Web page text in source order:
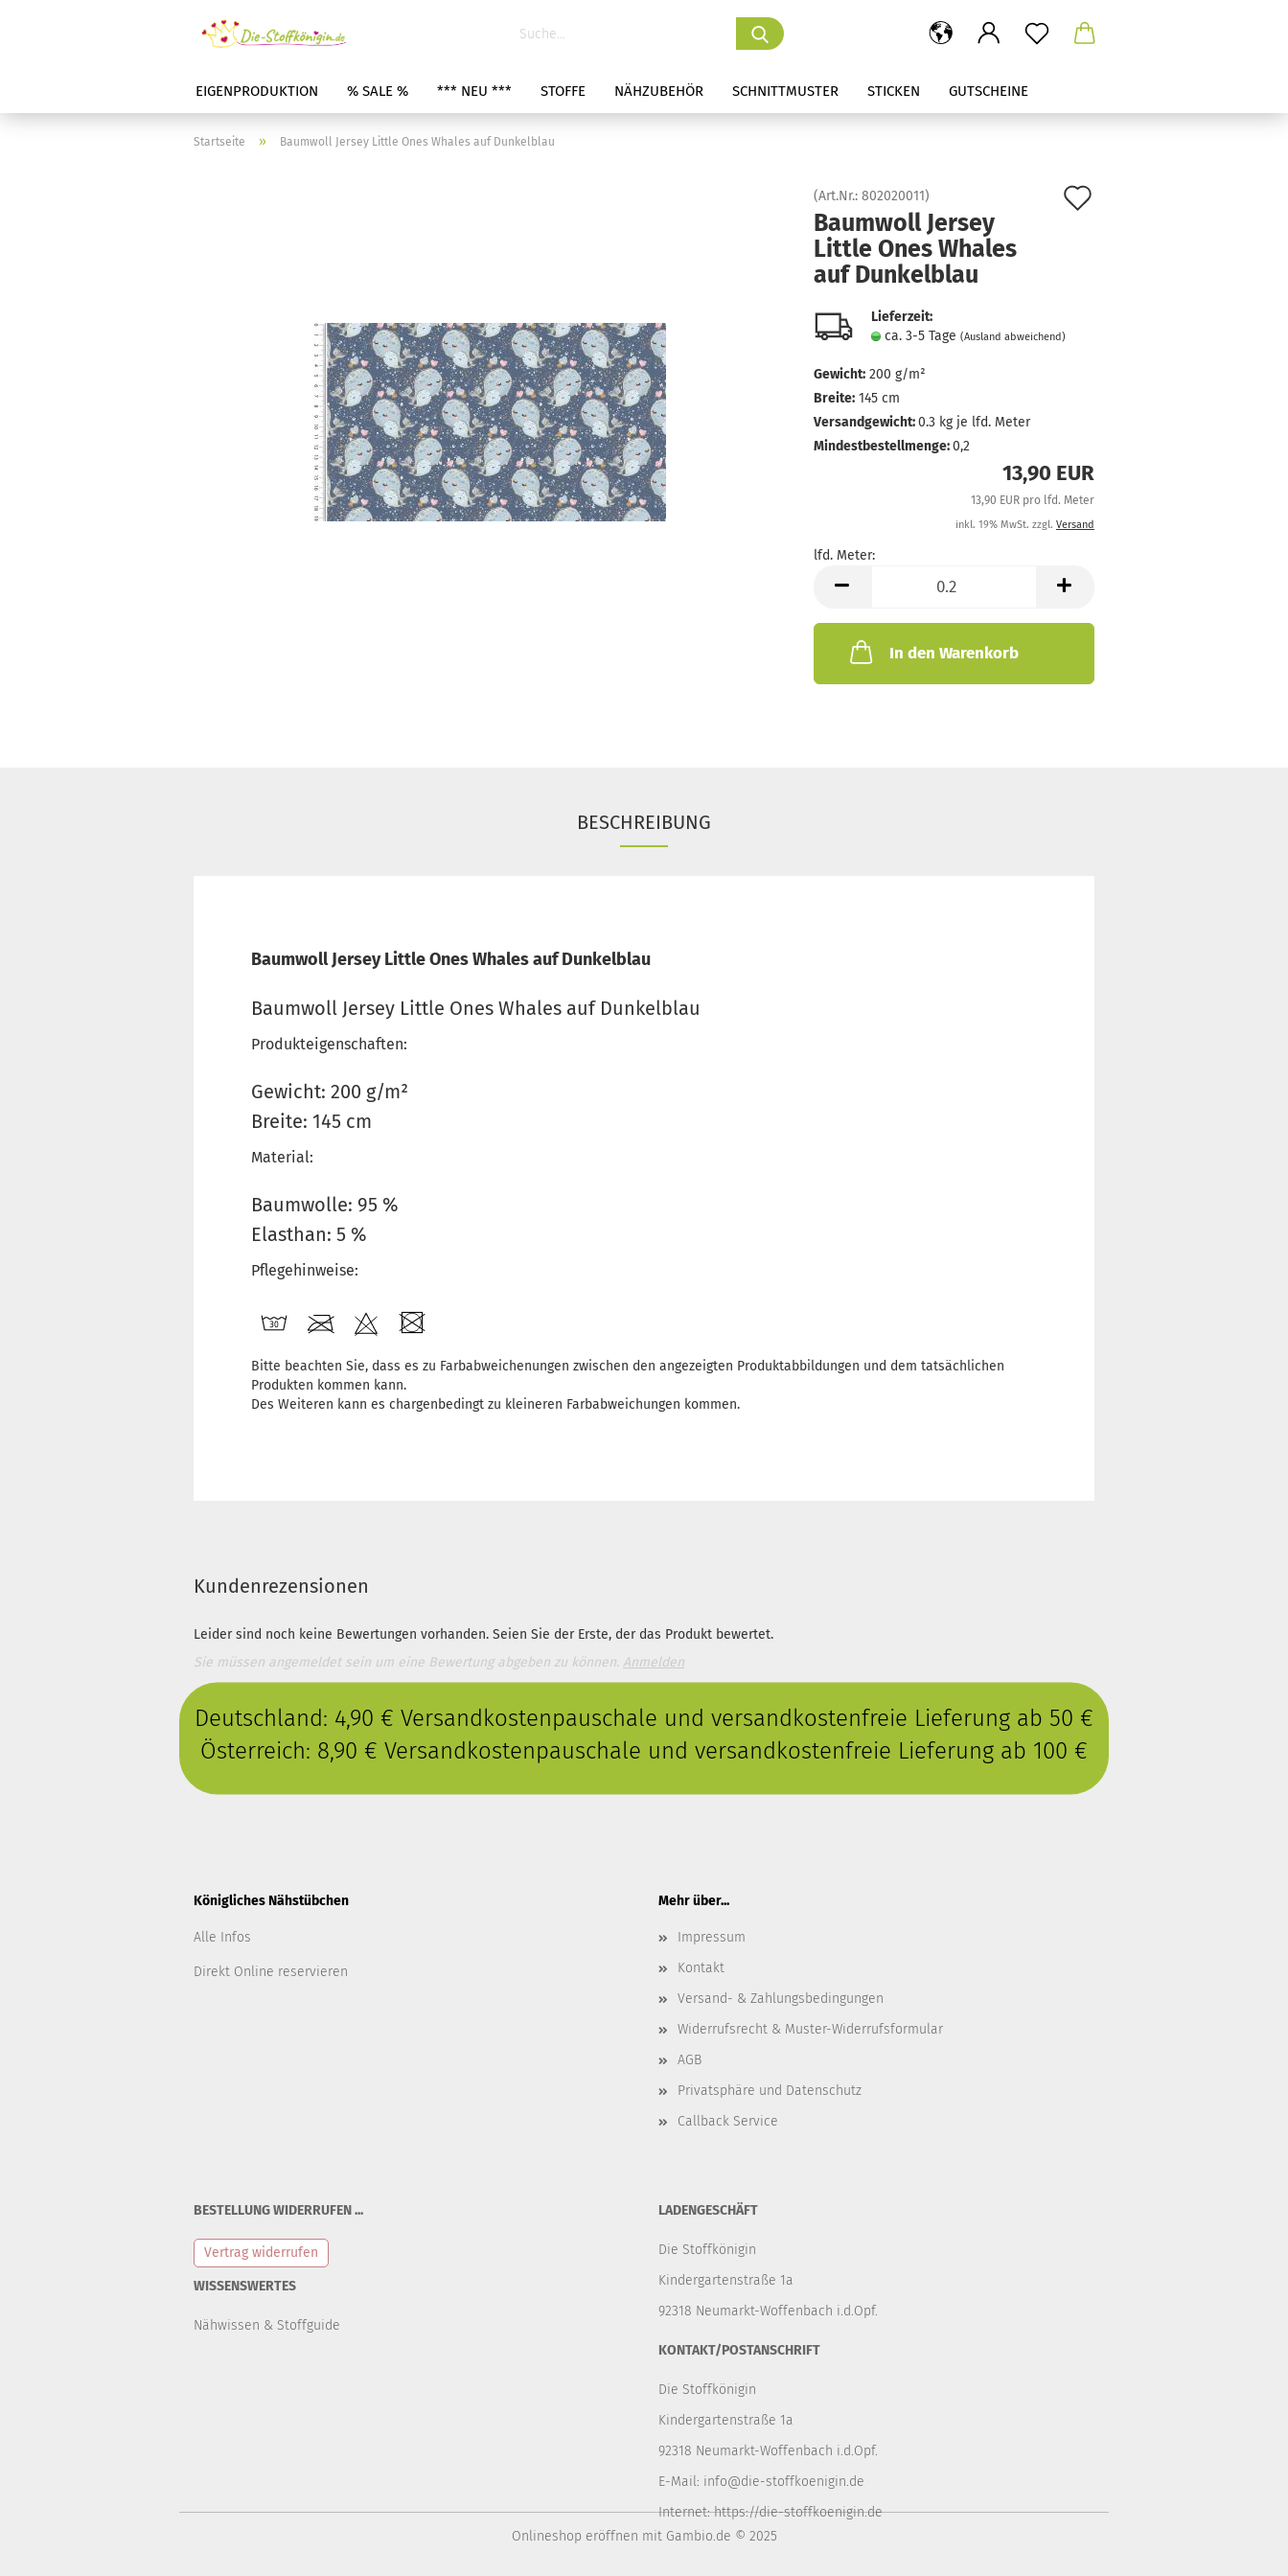
EIGENPRODUKTION % SALE % *** NEU *** STOFFE NÄHZUBEHÖR SCHNITTMUSTER STICKEN GUTSCHEINE
Startseite » Baumwoll Jersey Little Ones Whales auf Dunkelblau
(Art.Nr.: 802020011)
Baumwoll Jersey
Little Ones Whales
auf Dunkelblau
Lieferzeit:
ca. 3-5 Tage (Ausland abweichend)
Gewicht: 200 g/m²
Breite: 145 cm
Versandgewicht:0.3kg je lfd. Meter
Mindestbestellmenge:0,2
13,90 EUR
13,90 EUR pro lfd. Meter
inkl. 19% MwSt. zzgl. Versand
lfd. Meter:
In den Warenkorb
BESCHREIBUNG
Baumwoll Jersey Little Ones Whales auf Dunkelblau
Baumwoll Jersey Little Ones Whales auf Dunkelblau
Produkteigenschaften:
Gewicht: 200 g/m²
Breite: 145 cm
Material:
Baumwolle: 95 %
Elasthan: 5 %
Pflegehinweise:
Bitte beachten Sie, dass es zu Farbabweichenungen zwischen den angezeigten Produktabbildungen und dem tatsächlichen
Produkten kommen kann.
Des Weiteren kann es chargenbedingt zu kleineren Farbabweichungen kommen.
Kundenrezensionen
Leider sind noch keine Bewertungen vorhanden. Seien Sie der Erste, der das Produkt bewertet.
Sie müssen angemeldet sein um eine Bewertung abgeben zu können. Anmelden
Deutschland: 4,90 € Versandkostenpauschale und versandkostenfreie Lieferung ab 50 €
Österreich: 8,90 € Versandkostenpauschale und versandkostenfreie Lieferung ab 100 €
Königliches Nähstübchen
Alle Infos
Direkt Online reservieren
Mehr über...
Impressum
Kontakt
Versand- & Zahlungsbedingungen
Widerrufsrecht & Muster-Widerrufsformular
AGB
Privatsphäre und Datenschutz
Callback Service
BESTELLUNG WIDERRUFEN ...
Vertrag widerrufen
WISSENSWERTES
Nähwissen & Stoffguide
LADENGESCHÄFT
Die Stoffkönigin
Kindergartenstraße 1a
92318 Neumarkt-Woffenbach i.d.Opf.
KONTAKT/POSTANSCHRIFT
Die Stoffkönigin
Kindergartenstraße 1a
92318 Neumarkt-Woffenbach i.d.Opf.
E-Mail: info@die-stoffkoenigin.de
Internet:https://die-stoffkoenigin.de
Onlineshop eröffnen mit Gambio.de © 2025